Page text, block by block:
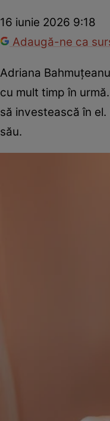
16 iunie 2026 9:18
Adaugă-ne ca
Adriana
cu mult timp în
să investească în
său.